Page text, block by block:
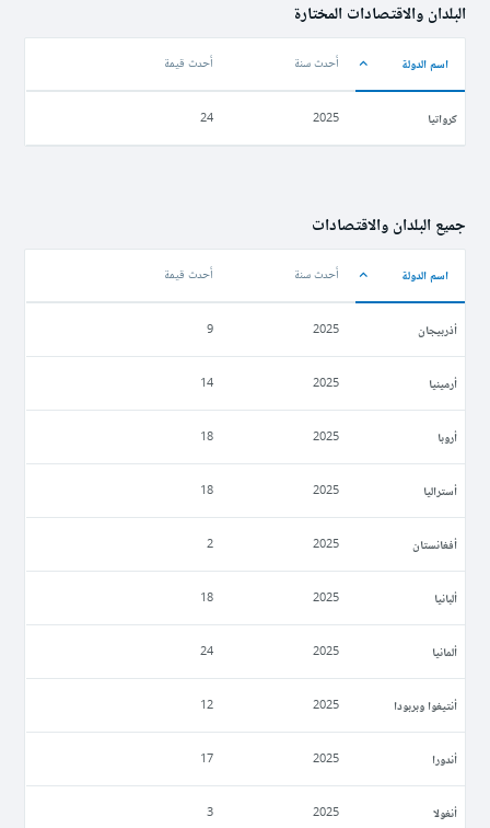
البلدان والاقتصادات المختارة
اسم الدولة أحدث سنة أحدث قيمة
كرواتيا 2025
24
جميع البلدان والاقتصادات
اسم الدولة أحدث سنة أحدث قيمة
أذربيجان 2025
9
أرمينيا 2025
14
أروبا 2025
18
أستراليا 2025
18
أفغانستان 2025
2
ألبانيا 2025
18
ألمانيا 2025
24
أنتيغوا وبربودا 2025
12
أندورا 2025
17
أنغولا 2025
3